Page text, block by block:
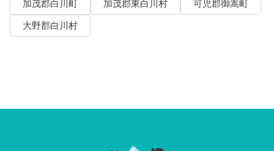
加茂郡白川町
加茂郡東白川村
可児郡御嵩町
大野郡白川村